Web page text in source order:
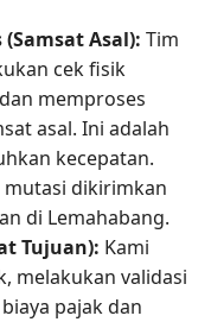
Asal): Tim
cek fisik
memproses
asal. Ini adalah
kecepatan.
mutasi dikirimkan
di Lemahabang.
Tujuan): Kami
melakukan validasi
pajak dan